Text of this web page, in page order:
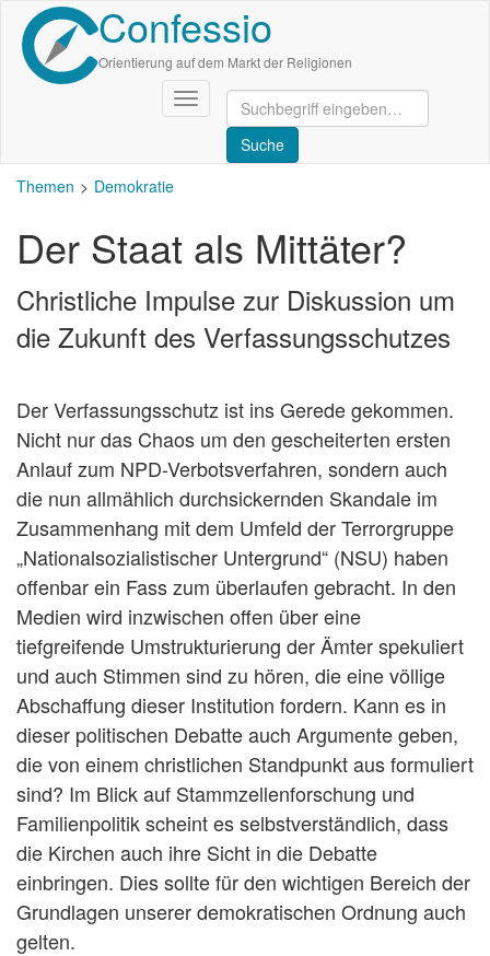
Direkt
zum
Inhalt
Confessio
Orientierung auf dem Markt der Religionen
Navigation
aktivieren/deaktivieren
Themen Demokratie
Der Staat als Mittäter?
Christliche Impulse zur Diskussion um
die Zukunft des Verfassungsschutzes
Der Verfassungsschutz ist ins Gerede gekommen.
Nicht nur das Chaos um den gescheiterten ersten
Anlauf zum NPD-Verbotsverfahren, sondern auch
die nun allmählich durchsickernden Skandale im
Zusammenhang mit dem Umfeld der Terrorgruppe
„Nationalsozialistischer Untergrund“ (NSU) haben
offenbar ein Fass zum überlaufen gebracht. In den
Medien wird inzwischen offen über eine
tiefgreifende Umstrukturierung der Ämter spekuliert
und auch Stimmen sind zu hören, die eine völlige
Abschaffung dieser Institution fordern. Kann es in
dieser politischen Debatte auch Argumente geben,
die von einem christlichen Standpunkt aus formuliert
sind? Im Blick auf Stammzellenforschung und
Familienpolitik scheint es selbstverständlich, dass
die Kirchen auch ihre Sicht in die Debatte
einbringen. Dies sollte für den wichtigen Bereich der
Grundlagen unserer demokratischen Ordnung auch
gelten.